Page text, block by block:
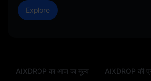
Explore
AIXDROP का आज का मूल्य AIXDROP की